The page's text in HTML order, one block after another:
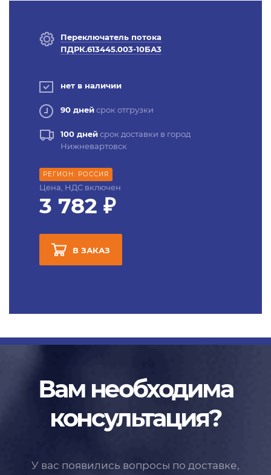
Переключатель потока
ПДРК.613445.003-10БА3
нет в наличии
90 днейсрок отгрузки
100 днейсрок доставки в город
Нижневартовск
РЕГИОН: РОССИЯ
Цена, НДС включен
3 782 ₽
В ЗАКАЗ
Вам необходима
консультация?
У вас появились вопросы по доставке,